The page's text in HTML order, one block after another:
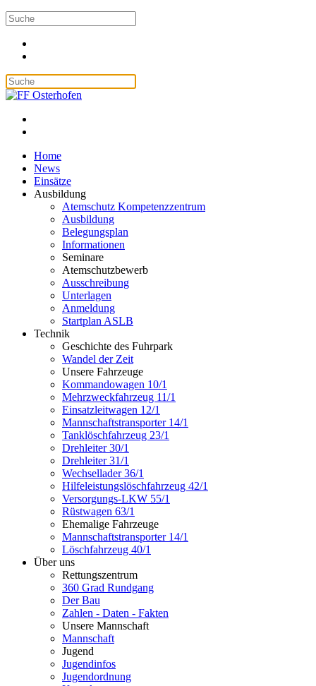
Home
News
Einsätze
Ausbildung
Atemschutz Kompetenzzentrum
Ausbildung
Belegungsplan
Informationen
Seminare
Atemschutzbewerb
Ausschreibung
Unterlagen
Anmeldung
Startplan ASLB
Technik
Geschichte des Fuhrpark
Wandel der Zeit
Unsere Fahrzeuge
Kommandowagen 10/1
Mehrzweckfahrzeug 11/1
Einsatzleitwagen 12/1
Mannschaftstransporter 14/1
Tanklöschfahrzeug 23/1
Drehleiter 30/1
Drehleiter 31/1
Wechsellader 36/1
Hilfeleistungslöschfahrzeug 42/1
Versorgungs-LKW 55/1
Rüstwagen 63/1
Ehemalige Fahrzeuge
Mannschaftstransporter 14/1
Löschfahrzeug 40/1
Über uns
Rettungszentrum
360 Grad Rundgang
Der Bau
Zahlen - Daten - Fakten
Unsere Mannschaft
Mannschaft
Jugend
Jugendinfos
Jugendordnung